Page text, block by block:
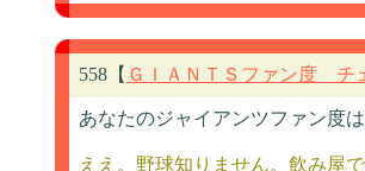
558【 ＧＩＡＮＴＳファン度 チ
あなたのジャイアンツファン度
ええ。野球知りません。飲み屋